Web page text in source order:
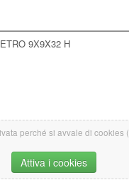
9X9X32 H
perché si avvale di cookies (
Attiva i cookies